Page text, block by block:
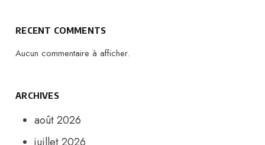
RECENT COMMENTS
Aucun commentaire à afficher.
ARCHIVES
août 2026
juillet 2026